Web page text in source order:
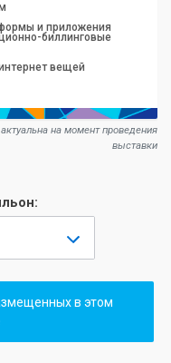
и приложения
биллинговые
вещей
на момент проведения
выставки
в этом